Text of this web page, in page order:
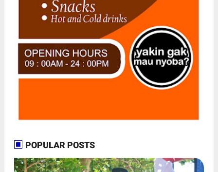
POPULAR POSTS